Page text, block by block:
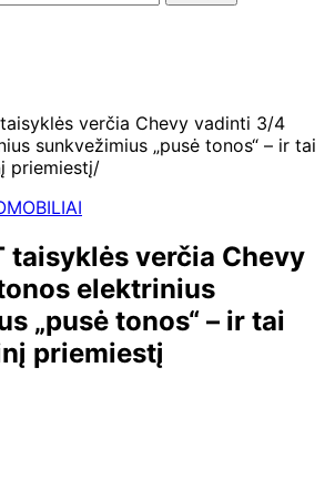
taisyklės verčia Chevy vadinti 3/4
sunkvežimius „pusė tonos“ – ir tai
priemiestį
taisyklės verčia Chevy
elektrinius
„pusė tonos“ – ir tai
priemiestį